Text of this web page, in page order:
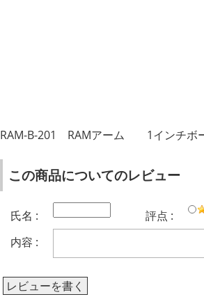
RAM-B-201 RAMアーム 1インチボ
この商品についてのレビュー
氏名 :
評点 :
内容 :
レビューを書く